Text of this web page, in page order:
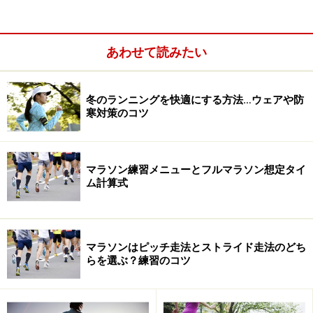
緑を存分に楽しめるコース
ランニング専用コースのある駒沢公園は周回コースで1
周2.1km。ほぼ平坦で100ｍごとに距離表示がしてあるた
めペースがつかみやすく、走った距離もすぐにわかりま
す。信号もないので止まらずに走れるのもポイント！駒
沢公園の良いところは緑がとても多いので走っていても
清々しいですよ。緑を浴びながらの癒されランは最高！
他には沢山の木々で日影が多いので女性ランナーには日
焼け対策としても活用できるコースです。
あわせて読みたい
冬のランニングを快適にする方法…ウェアや防
寒対策のコツ
マラソン練習メニューとフルマラソン想定タイ
ム計算式
マラソンはピッチ走法とストライド走法のどち
らを選ぶ？練習のコツ